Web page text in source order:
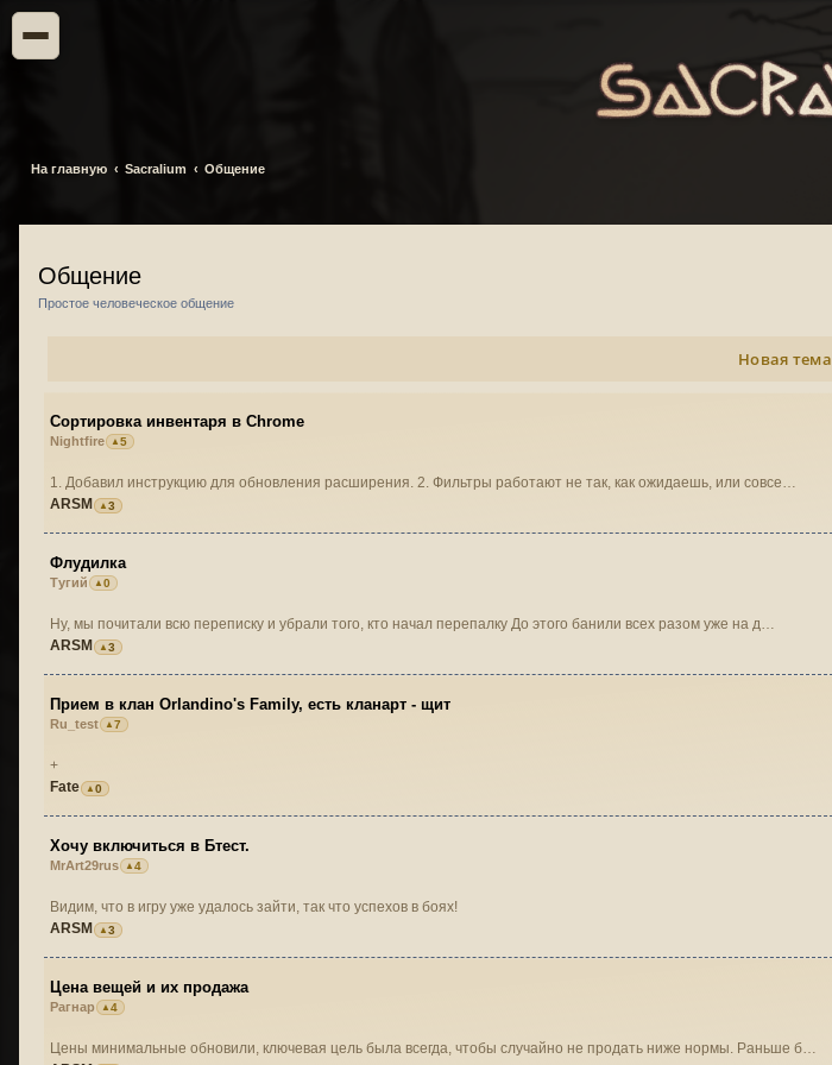
На главную Sacralium Общение
Общение
Простое человеческое общение
Новая тема
Сортировка инвентаря в Chrome
Nightfire
5
1. Добавил инструкцию для обновления расширения. 2. Фильтры работают не так, как ожидаешь, или совсе…
ARSM
3
Флудилка
Тугий
0
Ну, мы почитали всю переписку и убрали того, кто начал перепалку До этого банили всех разом уже на д…
ARSM
3
Прием в клан Orlandino's Family, есть кланарт - щит
Ru_test
7
+
Fate
0
Хочу включиться в Бтест.
MrArt29rus
4
Видим, что в игру уже удалось зайти, так что успехов в боях!
ARSM
3
Цена вещей и их продажа
Рагнар
4
Цены минимальные обновили, ключевая цель была всегда, чтобы случайно не продать ниже нормы. Раньше б…